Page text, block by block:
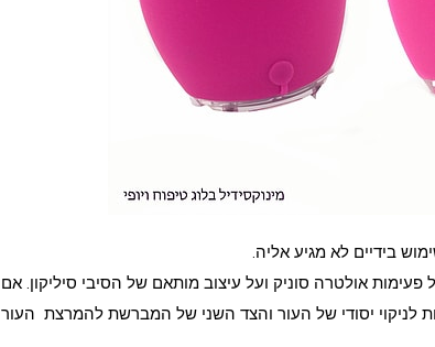
בידיים לא מגיע אליה.
פעימות אולטרה סוניק ועל עיצוב מותאם של הסיבי סיליקון. אם
יסודי של העור והצד השני של המברשת להמרצת העור